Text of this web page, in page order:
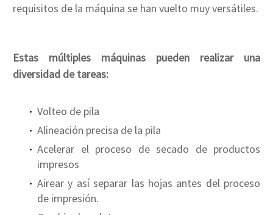
requisitos de la máquina se han vuelto muy versátiles.
Estas múltiples máquinas pueden realizar una
diversidad de tareas:
Volteo de pila
Alineación precisa de la pila
Acelerar el proceso de secado de productos
impresos
Airear y así separar las hojas antes del proceso
de impresión.